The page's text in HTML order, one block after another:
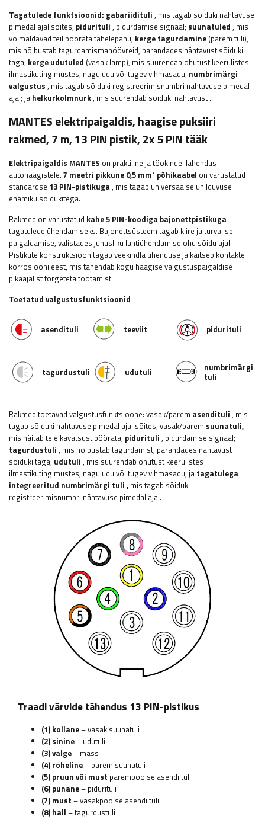
Tagatulede funktsioonid: gabariidituli , mis tagab sõiduki nähtavuse
pimedal ajal sõites; pidurituli , pidurdamise signaal; suunatuled , mis
võimaldavad teil pöörata tähelepanu; kerge tagurdamine (parem tuli),
mis hõlbustab tagurdamismanöövreid, parandades nähtavust sõiduki
taga; kerge udutuled (vasak lamp), mis suurendab ohutust keerulistes
ilmastikutingimustes, nagu udu või tugev vihmasadu; numbrimärgi
valgustus , mis tagab sõiduki registreerimisnumbri nähtavuse pimedal
ajal; ja helkurkolmnurk, mis suurendab sõiduki nähtavust.
MANTES elektripaigaldis, haagise puksiiri
rakmed, 7 m, 13 PIN pistik, 2x 5 PIN tääk
Elektripaigaldis MANTES on praktiline ja töökindel lahendus
autohaagistele. 7 meetri pikkune 0,5 mm² põhikaabel on varustatud
standardse 13 PIN-pistikuga, mis tagab universaalse ühilduvuse
enamiku sõidukitega.
Rakmed on varustatud kahe 5 PIN-koodiga bajonettpistikuga
tagatulede ühendamiseks. Bajonettsüsteem tagab kiire ja turvalise
paigaldamise, välistades juhusliku lahtiühendamise ohu sõidu ajal.
Pistikute konstruktsioon tagab veekindla ühenduse ja kaitseb kontakte
korrosiooni eest, mis tähendab kogu haagise valgustuspaigaldise
pikaajalist tõrgeteta töötamist.
Toetatud valgustusfunktsioonid
asendituli teeviit pidurituli
tagurdustuli udutuli
numbrimärgi
tuli
Rakmed toetavad valgustusfunktsioone: vasak/parem asendituli , mis
tagab sõiduki nähtavuse pimedal ajal sõites; vasak/parem suunatuli,
mis näitab teie kavatsust pöörata; pidurituli , pidurdamise signaal;
tagurdustuli , mis hõlbustab tagurdamist, parandades nähtavust
sõiduki taga; udutuli , mis suurendab ohutust keerulistes
ilmastikutingimustes, nagu udu või tugev vihmasadu; ja tagatulega
integreeritud numbrimärgi tuli , mis tagab sõiduki
registreerimisnumbri nähtavuse pimedal ajal.
Traadi värvide tähendus 13 PIN-pistikus
(1) kollane– vasak suunatuli
(2) sinine– udutuli
(3) valge– mass
(4) roheline– parem suunatuli
(5) pruun või must parempoolse asendi tuli
(6) punane– pidurituli
(7) must – vasakpoolse asendi tuli
(8) hall – tagurdustuli